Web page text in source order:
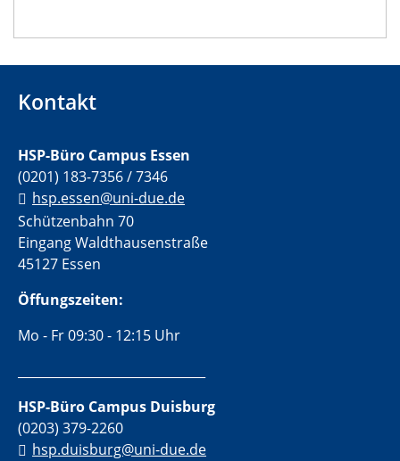
Kontakt
HSP-Büro Campus Essen
(0201) 183-7356 / 7346
hsp.essen@uni-due.de
Schützenbahn 70
Eingang Waldthausenstraße
45127 Essen
Öffungszeiten:
Mo - Fr 09:30 - 12:15 Uhr
HSP-Büro Campus Duisburg
(0203) 379-2260
hsp.duisburg@uni-due.de